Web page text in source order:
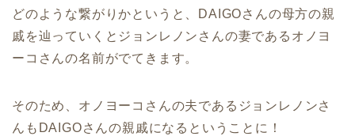
どのような繋がりかというと、DAIGOさんの母方の親
戚を辿っていくとジョンレノンさんの妻であるオノヨ
ーコさんの名前がでてきます。
そのため、オノヨーコさんの夫であるジョンレノンさ
んもDAIGOさんの親戚になるということに！